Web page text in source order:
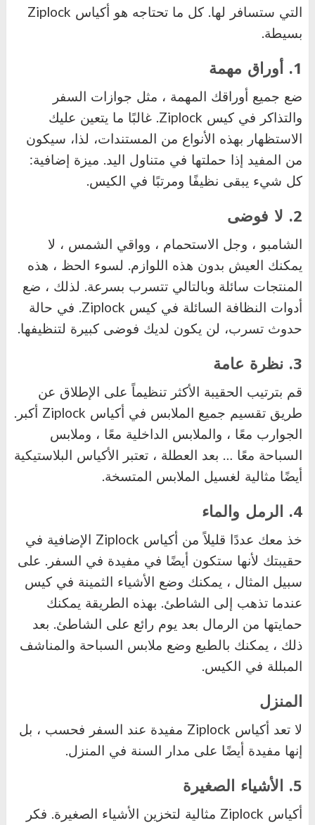
التي ستسافر لها. كل ما تحتاجه هو أكياس Ziplock
بسيطة.
1. أوراق مهمة
ضع جميع أوراقك المهمة ، مثل جوازات السفر
والتذاكر في كيس Ziplock. غالبًا ما يتعين عليك
الاستظهار بهذه الأنواع من المستندات، لذا، سيكون
من المفيد إذا حملتها في متناول اليد. ميزة إضافية:
كل شيء يبقى نظيفًا ومرتبًا في الكيس.
2. لا فوضى
الشامبو ، وجل الاستحمام ، وواقي الشمس ، لا
يمكنك العيش بدون هذه اللوازم. لسوء الحظ ، هذه
المنتجات سائلة وبالتالي تتسرب بسرعة. لذلك ، ضع
أدوات النظافة السائلة في كيس Ziplock. في حالة
حدوث تسرب، لن يكون لديك فوضى كبيرة لتنظيفها.
3. نظرة عامة
قم بترتيب الحقيبة الأكثر تنظيماً على الإطلاق عن
طريق تقسيم جميع الملابس في أكياس Ziplock أكبر.
الجوارب معًا ، والملابس الداخلية معًا ، وملابس
السباحة معًا … بعد العطلة ، تعتبر الأكياس البلاستيكية
أيضًا مثالية لغسيل الملابس المتسخة.
4. الرمل والماء
خذ معك عددًا قليلاً من أكياس Ziplock الإضافية في
حقيبتك لأنها ستكون أيضًا في مفيدة في السفر. على
سبيل المثال ، يمكنك وضع الأشياء الثمينة في كيس
عندما تذهب إلى الشاطئ. بهذه الطريقة يمكنك
حمايتها من الرمال بعد يوم رائع على الشاطئ. بعد
ذلك ، يمكنك بالطبع وضع ملابس السباحة والمناشف
المبللة في الكيس.
المنزل
لا تعد أكياس Ziplock مفيدة عند السفر فحسب ، بل
إنها مفيدة أيضًا على مدار السنة في المنزل.
5. الأشياء الصغيرة
أكياس Ziplock مثالية لتخزين الأشياء الصغيرة. فكر